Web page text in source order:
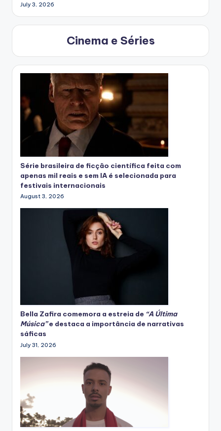
July 3, 2026
Cinema e Séries
Série brasileira de ficção científica feita com
apenas mil reais e sem IA é selecionada para
festivais internacionais
August 3, 2026
Bella Zafira comemora a estreia de “A Última
Música”e destaca a importância de narrativas
sáficas
July 31, 2026